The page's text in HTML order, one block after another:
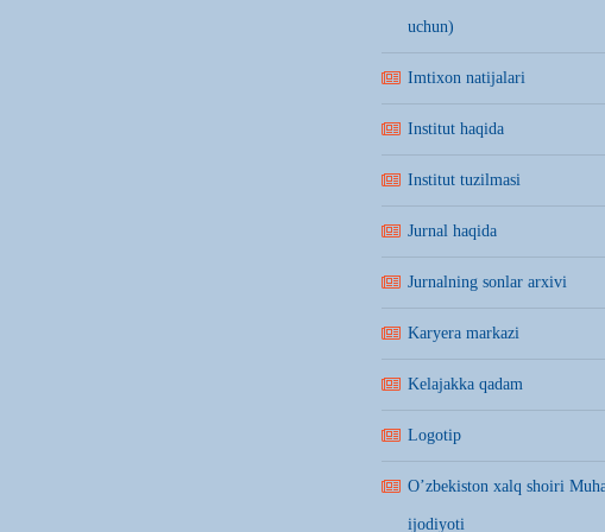
uchun)
Imtixon natijalari
Institut haqida
Institut tuzilmasi
Jurnal haqida
Jurnalning sonlar arxivi
Karyera markazi
Kelajakka qadam
Logotip
O’zbekiston xalq shoiri
ijodiyoti